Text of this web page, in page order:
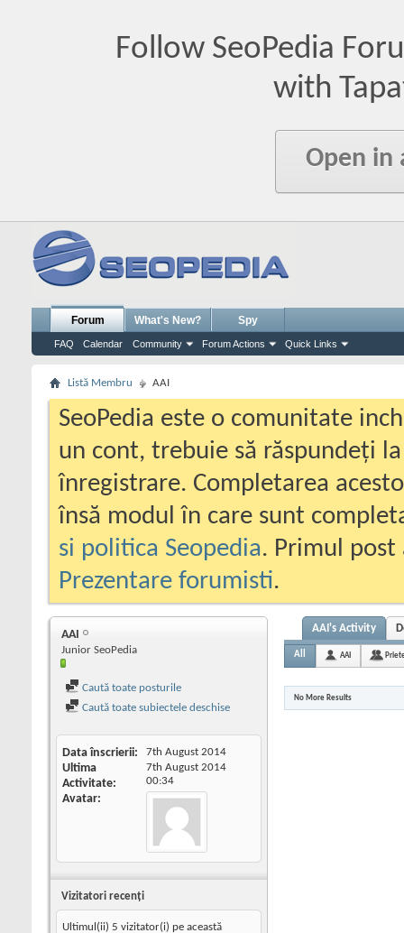
Follow SeoPedia
with
Open in
Forum
FAQ Calendar Community Forum Actions Quick Links
What's New? Spy
Listă Membru AAI
SeoPedia este o comunitate
un cont, trebuie să răspundeți
înregistrare. Completarea
însă modul în care sunt
si politica Seopedia. Primul
Prezentare forumisti.
AAI
Junior SeoPedia
Caută toate posturile
Caută toate subiectele deschise
Data înscrierii 7th August 2014
Ultima
Activitate
7th August 2014
00:34
Avatar
Vizitatori recenţi
Ultimul(ii) 5 vizitator(i) pe această
AAI's Activity
All AAI
No More Results